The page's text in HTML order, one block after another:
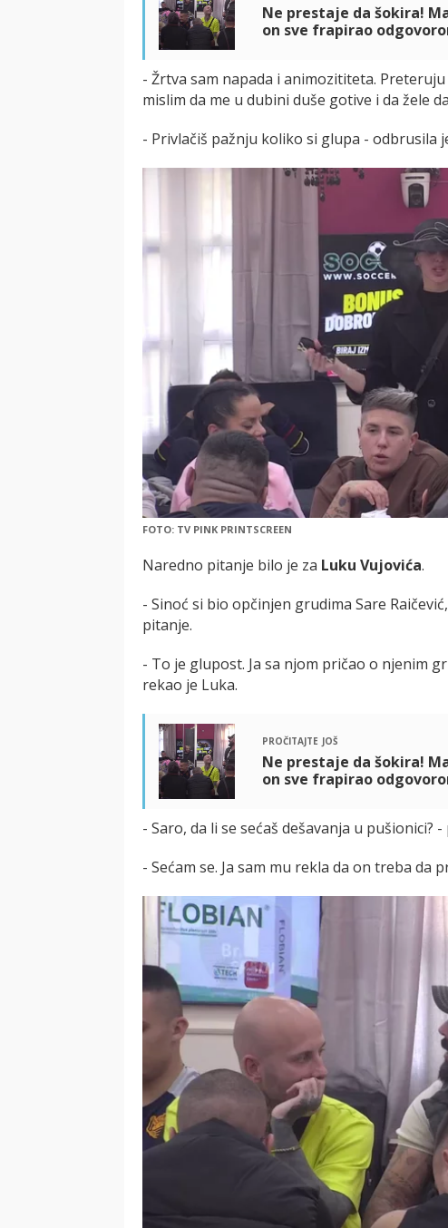
Ne prestaje da šokira!
on sve frapirao
- Žrtva sam napada i animozititeta.
mislim da me u dubini duše gotive i da žele
- Privlačiš pažnju koliko si glupa - odbrusila
FOTO: TV PINK PRINTSCREEN
Naredno pitanje bilo je za Luku Vujovića.
- Sinoć si bio opčinjen grudima Sare
pitanje.
- To je glupost. Ja sa njom pričao o njenim
rekao je Luka.
pročitajte još
Ne prestaje da šokira!
on sve frapirao
- Saro, da li se sećaš dešavanja u pušionici?
- Sećam se. Ja sam mu rekla da on treba da